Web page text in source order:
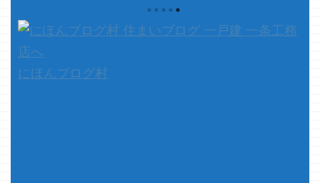
していたク
さて、本題です i-smart・・・
スゲェ乾燥する・・・ ...
今度ノイキャ
にほんブログ村